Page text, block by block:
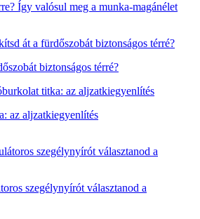
Így valósul meg a munka-magánélet
biztonságos térré?
az aljzatkiegyenlítés
szegélynyírót választanod a